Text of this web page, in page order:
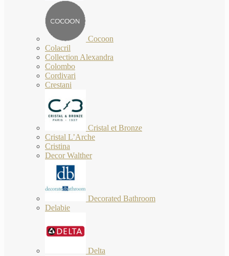
Cocoon
Colacril
Collection Alexandra
Colombo
Cordivari
Crestani
Cristal et Bronze
Cristal L’Arche
Cristina
Decor Walther
Decorated Bathroom
Delabie
Delta